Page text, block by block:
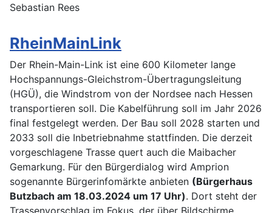
Sebastian Rees
RheinMainLink
Der Rhein-Main-Link ist eine 600 Kilometer lange
Hochspannungs-Gleichstrom-Übertragungsleitung
(HGÜ), die Windstrom von der Nordsee nach Hessen
transportieren soll. Die Kabelführung soll im Jahr 2026
final festgelegt werden. Der Bau soll 2028 starten und
2033 soll die Inbetriebnahme stattfinden. Die derzeit
vorgeschlagene Trasse quert auch die Maibacher
Gemarkung. Für den Bürgerdialog wird Amprion
sogenannte Bürgerinfomärkte anbieten (Bürgerhaus
Butzbach am 18.03.2024 um 17 Uhr). Dort steht der